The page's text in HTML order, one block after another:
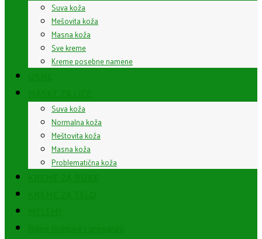
Suva koža
Mešovita koža
Masna koža
Sve kreme
Kreme posebne namene
Suva koža
Normalna koža
Meštovita koža
Masna koža
Problematična koža